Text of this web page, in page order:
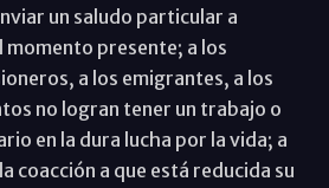
un saludo particular a
momento presente; a los
a los emigrantes, a los
no logran tener un trabajo o
en la dura lucha por la vida; a
coacción a que está reducida su